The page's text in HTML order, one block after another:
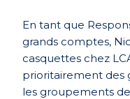
En tant que
grands comptes,
casquettes chez
prioritairement des
les groupements